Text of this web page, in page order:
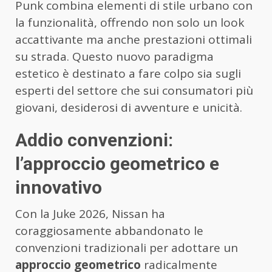
Punk combina elementi di stile urbano con
la funzionalità, offrendo non solo un look
accattivante ma anche prestazioni ottimali
su strada. Questo nuovo paradigma
estetico è destinato a fare colpo sia sugli
esperti del settore che sui consumatori più
giovani, desiderosi di avventure e unicità.
Addio convenzioni:
l’approccio geometrico e
innovativo
Con la Juke 2026, Nissan ha
coraggiosamente abbandonato le
convenzioni tradizionali per adottare un
approccio geometrico radicalmente